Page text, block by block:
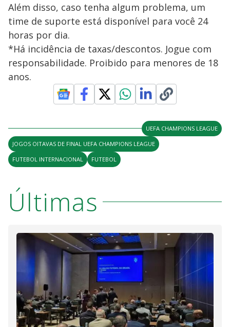
Além disso, caso tenha algum problema, um
time de suporte está disponível para você 24
horas por dia.
*Há incidência de taxas/descontos. Jogue com
responsabilidade. Proibido para menores de 18
anos.
UEFA CHAMPIONS LEAGUE
JOGOS OITAVAS DE FINAL UEFA CHAMPIONS LEAGUE
FUTEBOL INTERNACIONAL
FUTEBOL
Últimas